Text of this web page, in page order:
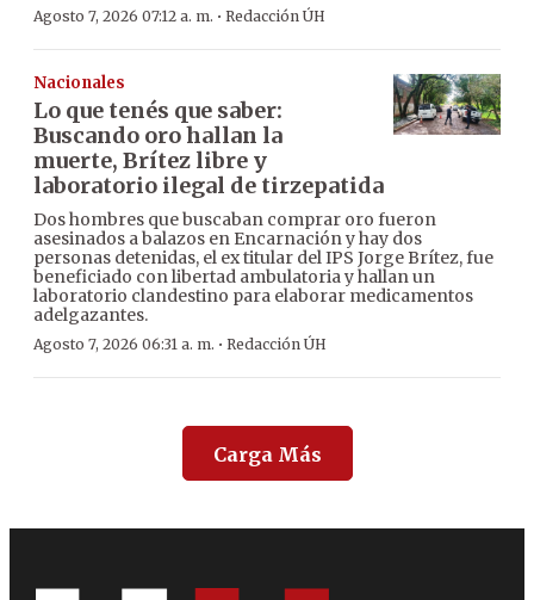
Agosto 7, 2026 07:12 a. m. · Redacción ÚH
Nacionales
Lo que tenés que saber:
Buscando oro hallan la
muerte, Brítez libre y
laboratorio ilegal de tirzepatida
Dos hombres que buscaban comprar oro fueron
asesinados a balazos en Encarnación y hay dos
personas detenidas, el ex titular del IPS Jorge Brítez, fue
beneficiado con libertad ambulatoria y hallan un
laboratorio clandestino para elaborar medicamentos
adelgazantes.
Agosto 7, 2026 06:31 a. m. · Redacción ÚH
Carga Más